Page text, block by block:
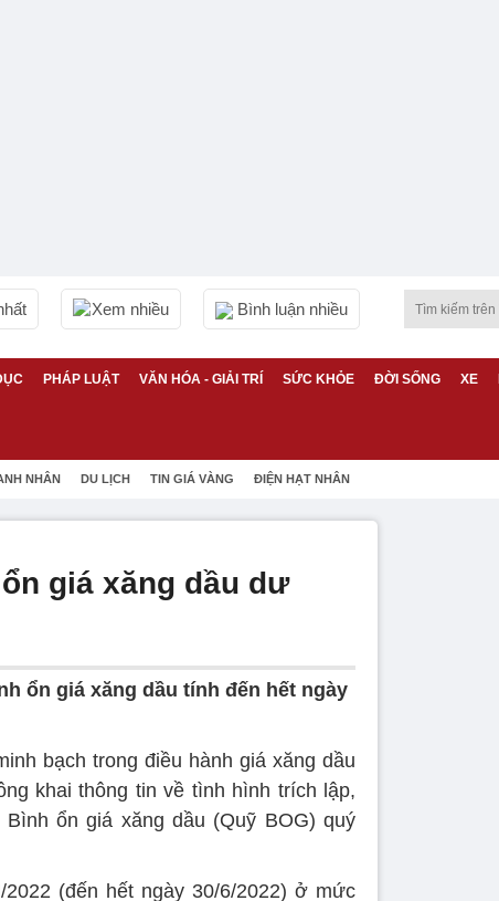
Xem nhiều Bình luận nhiều
PHÁP LUẬT VĂN HÓA - GIẢI TRÍ SỨC KHỎE ĐỜI SỐNG XE
NHÂN DU LỊCH TIN GIÁ VÀNG ĐIỆN HẠT NHÂN
giá xăng dầu dư
ổn giá xăng dầu tính đến hết ngày
bạch trong điều hành giá xăng dầu
khai thông tin về tình hình trích lập,
ổn giá xăng dầu (Quỹ BOG) quý
(đến hết ngày 30/6/2022) ở mức